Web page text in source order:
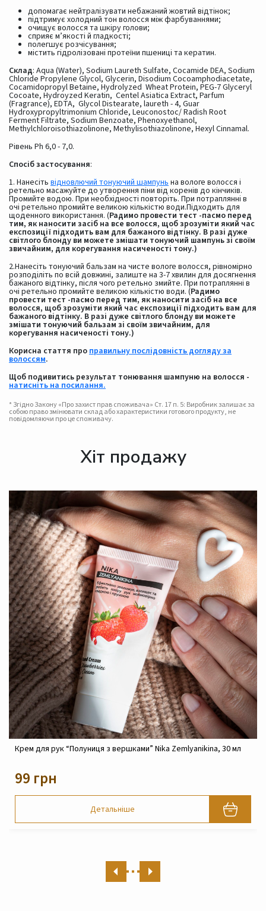
допомагає нейтралізувати небажаний жовтий відтінок;
підтримує холодний тон волосся між фарбуваннями;
очищує волосся та шкіру голови;
сприяє м’якості й гладкості;
полегшує розчісування;
містить гідролізовані протеїни пшениці та кератин.
Склад: Aqua (Water), Sodium Laureth Sulfate, Cocamide DEA, Sodium
Chloride Propylene Glycol, Glycerin, Disodium Cocoamphodiacetate,
Cocamidopropyl Betaine, Hydrolyzed Wheat Protein, PEG-7 Glyceryl
Cocoate, Hydroyzed Keratin, Centel Asiatica Extract, Parfum
(Fragrance), EDTA, Glycol Distearate, laureth - 4, Guar
Hydroxypropyltrimonium Chloride, Leuconostoc/ Radish Root
Ferment Filtrate, Sodium Benzoate, Phenoxyethanol,
Methylchloroisothiazolinone, Methylisothiazolinone, Hexyl Cinnamal.
Рівень Ph 6,0 - 7,0.
Спосіб застосування:
1. Нанесіть відновлючий тонуючий шампуньна вологе волосся і
ретельно масажуйте до утворення піни від коренів до кінчиків.
Промийте водою. При необхідності повторіть. При потраплянні в
очі ретельно промийте великою кількістю води.Підходить для
щоденного використання. (Радимо провести тест -пасмо перед
тим, як наносити засіб на все волосся, щоб зрозуміти який час
експозиції підходить вам для бажаного відтінку. В разі дуже
світлого блонду ви можете змішати тонуючий шампунь зі своїм
звичайним, для корегування насиченості тону.)
2.Нанесіть тонуючий бальзам на чисте вологе волосся, рівномірно
розподіліть по всій довжині, залиште на 3-7 хвилин для досягнення
бажаного відтінку, після чого ретельно змийте. При потраплянні в
очі ретельно промийте великою кількістю води. (Радимо
провести тест -пасмо перед тим, як наносити засіб на все
волосся, щоб зрозуміти який час експозиції підходить вам для
бажаного відтінку. В разі дуже світлого блонду ви можете
змішати тонуючий бальзам зі своїм звичайним, для
корегування насиченості тону.)
Корисна стаття проправильну послідовність догляду за
волоссям.
Щоб подивитись результат тонювання шампуню на волосся -
натисніть на посилання.
* Згідно Закону «Про захист прав споживача» Ст. 17 п. 5: Виробник залишає за
собою право змінювати склад або характеристики готового продукту, не
повідомляючи про це споживачу.
Хіт продажу
Крем реконструюючий живильний для обличчя Nika
820 грн
Детальніше